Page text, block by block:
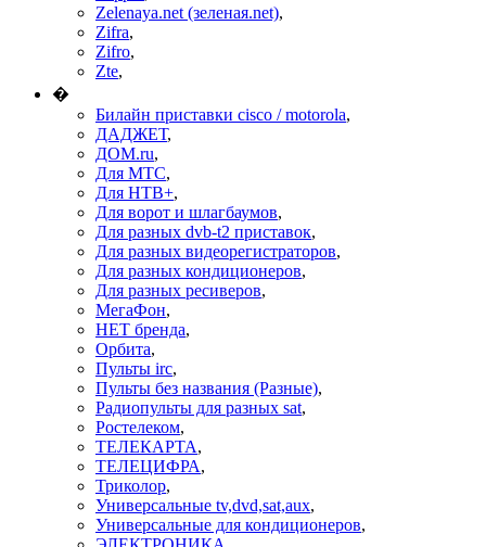
Zelenaya.net (зеленая.net),
Zifra,
Zifro,
Zte,
�
Билайн приставки cisco / motorola,
ДАДЖЕТ,
ДОМ.ru,
Для МТС,
Для НТВ+,
Для ворот и шлагбаумов,
Для разных dvb-t2 приставок,
Для разных видеорегистраторов,
Для разных кондиционеров,
Для разных ресиверов,
МегаФон,
НЕТ бренда,
Орбита,
Пульты irc,
Пульты без названия (Разные),
Радиопульты для разных sat,
Ростелеком,
ТЕЛЕКАРТА,
ТЕЛЕЦИФРА,
Триколор,
Универсальные tv,dvd,sat,aux,
Универсальные для кондиционеров,